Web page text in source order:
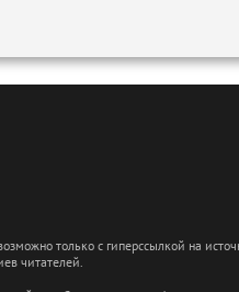
только с гиперссылкой на
читателей.